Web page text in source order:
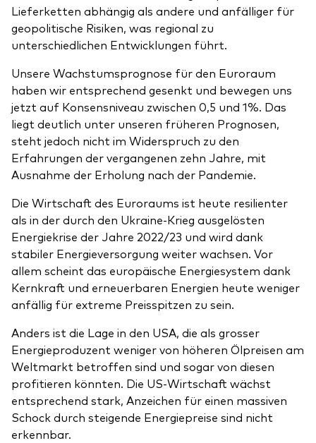
Lieferketten abhängig als andere und anfälliger für
geopolitische Risiken, was regional zu
unterschiedlichen Entwicklungen führt.
Unsere Wachstumsprognose für den Euroraum
haben wir entsprechend gesenkt und bewegen uns
jetzt auf Konsensniveau zwischen 0,5 und 1%. Das
liegt deutlich unter unseren früheren Prognosen,
steht jedoch nicht im Widerspruch zu den
Erfahrungen der vergangenen zehn Jahre, mit
Ausnahme der Erholung nach der Pandemie.
Die Wirtschaft des Euroraums ist heute resilienter
als in der durch den Ukraine-Krieg ausgelösten
Energiekrise der Jahre 2022/23 und wird dank
stabiler Energieversorgung weiter wachsen. Vor
allem scheint das europäische Energiesystem dank
Kernkraft und erneuerbaren Energien heute weniger
anfällig für extreme Preisspitzen zu sein.
Anders ist die Lage in den USA, die als grosser
Energieproduzent weniger von höheren Ölpreisen am
Weltmarkt betroffen sind und sogar von diesen
profitieren könnten. Die US-Wirtschaft wächst
entsprechend stark, Anzeichen für einen massiven
Schock durch steigende Energiepreise sind nicht
erkennbar.